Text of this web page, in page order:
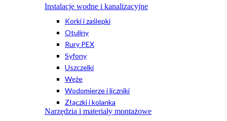
Instalacje wodne i kanalizacyjne
Korki i zaślepki
Otuliny
Rury PEX
Syfony
Uszczelki
Węże
Wodomierze i liczniki
Złączki i kolanka
Narzędzia i materiały montażowe